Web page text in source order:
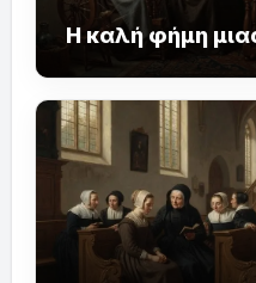
Η καλή φήμη